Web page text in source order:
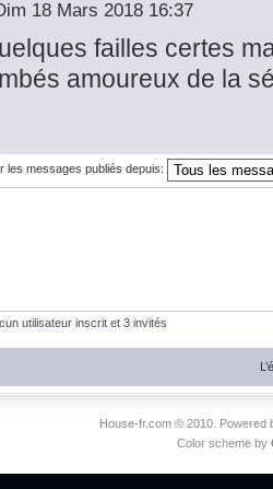
18 Mars 2018 16:37
failles certes
amoureux de la
les messages publiés depuis:
utilisateur inscrit et 3 invités
House-fr.com © 2010. Powered
Color scheme by